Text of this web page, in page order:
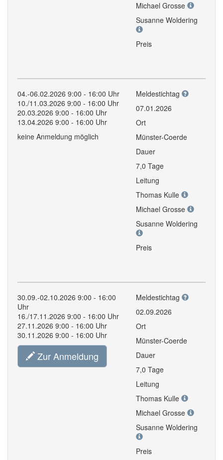
Michael Grosse
Susanne Woldering
Preis
04.-06.02.2026 9:00 - 16:00 Uhr
10./11.03.2026 9:00 - 16:00 Uhr
20.03.2026 9:00 - 16:00 Uhr
13.04.2026 9:00 - 16:00 Uhr
keine Anmeldung möglich
Meldestichtag
07.01.2026
Ort
Münster-Coerde
Dauer
7,0 Tage
Leitung
Thomas Kulle
Michael Grosse
Susanne Woldering
Preis
30.09.-02.10.2026 9:00 - 16:00
Uhr
16./17.11.2026 9:00 - 16:00 Uhr
27.11.2026 9:00 - 16:00 Uhr
30.11.2026 9:00 - 16:00 Uhr
Zur Anmeldung
Meldestichtag
02.09.2026
Ort
Münster-Coerde
Dauer
7,0 Tage
Leitung
Thomas Kulle
Michael Grosse
Susanne Woldering
Preis